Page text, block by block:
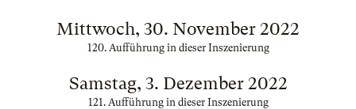
Mittwoch, 30. November 2022
120. Aufführung in dieser Inszenierung
Samstag, 3. Dezember 2022
121. Aufführung in dieser Inszenierung